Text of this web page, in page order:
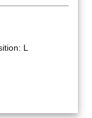
L